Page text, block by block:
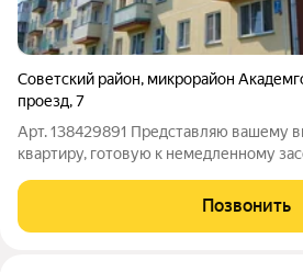
Советский район, микрорайон
проезд,7
Арт. 138429891 Представляю вашему
квартиру, готовую к немедленному
создаёт свежую и современную
Обновлены стильными обоями в
Позвонить